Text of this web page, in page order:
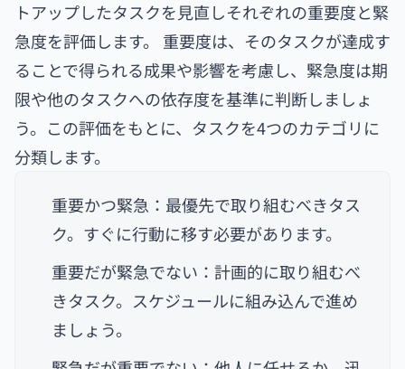
トアップしたタスクを見直しそれぞれの重要度と緊
急度を評価します。 重要度は、そのタスクが達成す
ることで得られる成果や影響を考慮し、緊急度は期
限や他のタスクへの依存度を基準に判断しましょ
う。この評価をもとに、タスクを4つのカテゴリに
分類します。
重要かつ緊急：最優先で取り組むべきタス
ク。すぐに行動に移す必要があります。
重要だが緊急でない：計画的に取り組むべ
きタスク。スケジュールに組み込んで進め
ましょう。